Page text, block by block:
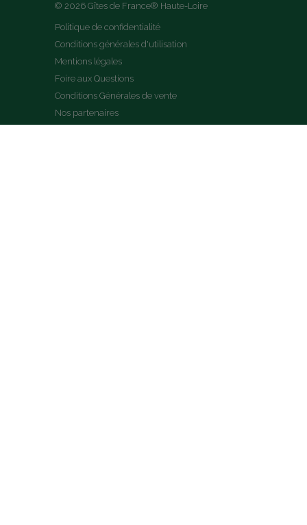
© 2026 Gîtes de France® Haute-Loire
Politique de confidentialité
Conditions générales d'utilisation
Mentions légales
Foire aux Questions
Conditions Générales de vente
Nos partenaires